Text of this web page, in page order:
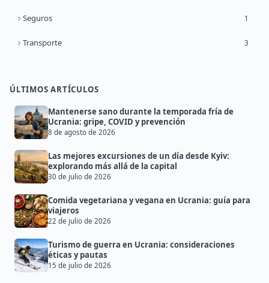
Seguros 1
Transporte 3
ÚLTIMOS ARTÍCULOS
Mantenerse sano durante la temporada fría de
Ucrania: gripe, COVID y prevención
8 de agosto de 2026
Las mejores excursiones de un día desde Kyiv:
explorando más allá de la capital
30 de julio de 2026
Comida vegetariana y vegana en Ucrania: guía para
viajeros
22 de julio de 2026
Turismo de guerra en Ucrania: consideraciones
éticas y pautas
15 de julio de 2026